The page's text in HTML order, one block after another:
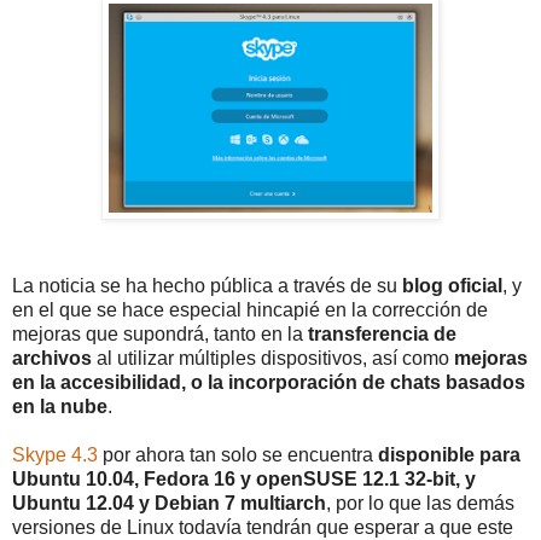
La noticia se ha hecho pública a través de su blog oficial , y
en el que se hace especial hincapié en la corrección de
mejoras que supondrá, tanto en la transferencia de
archivos al utilizar múltiples dispositivos, así como mejoras
en la accesibilidad, o la incorporación de chats basados
en la nube.
Skype 4.3 por ahora tan solo se encuentra disponible para
Ubuntu 10.04, Fedora 16 y openSUSE 12.1 32-bit, y
Ubuntu 12.04 y Debian 7 multiarch, por lo que las demás
versiones de Linux todavía tendrán que esperar a que este